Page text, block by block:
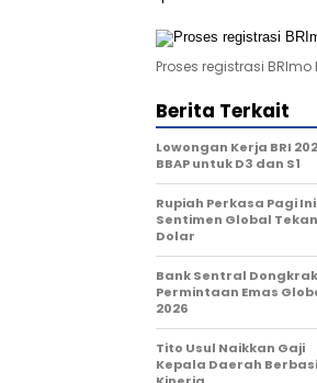
Proses registrasi
Berita Terkait
Lowongan Kerja BRI
BBAP untuk D3 dan S1
Rupiah Perkasa Pagi Ini
Sentimen Global Tekan
Dolar
Bank Sentral Dongkrak
Permintaan Emas
2026
Tito Usul Naikkan Gaji
Kepala Daerah